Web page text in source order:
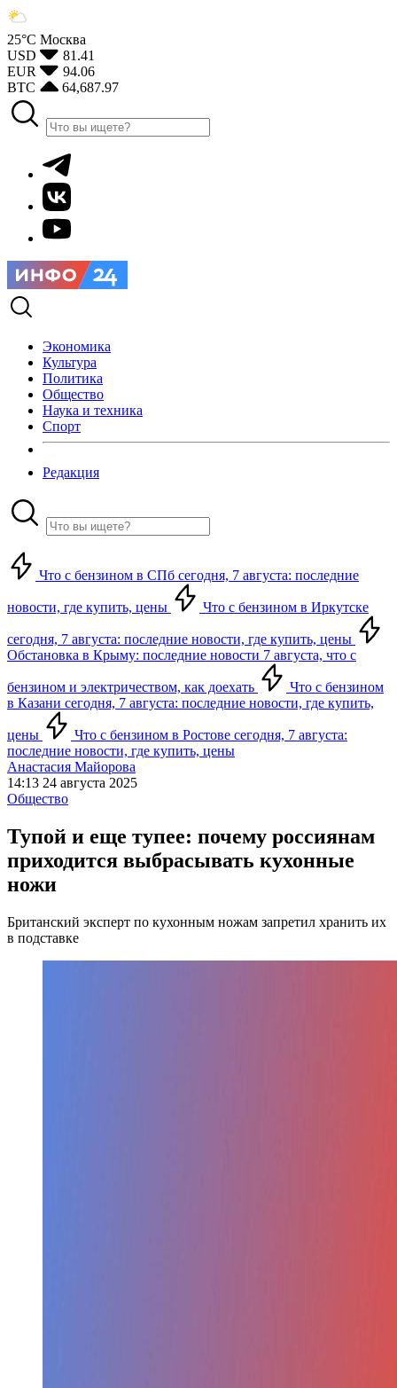
25°С Москва
USD
81.41
EUR
94.06
BTC
64,687.97
Экономика
Культура
Политика
Общество
Наука и техника
Спорт
Редакция
Что с бензином в СПб сегодня, 7 августа: последние
новости, где купить, цены Что с бензином в Иркутске
сегодня, 7 августа: последние новости, где купить, цены
Обстановка в Крыму: последние новости 7 августа, что с
бензином и электричеством, как доехать
Что с бензином
в Казани сегодня, 7 августа: последние новости, где купить,
цены
Что с бензином в Ростове сегодня, 7 августа:
последние новости, где купить, цены
Анастасия Майорова
14:13 24 августа 2025
Общество
Тупой и еще тупее: почему россиянам
приходится выбрасывать кухонные
ножи
Британский эксперт по кухонным ножам запретил хранить их
в подставке